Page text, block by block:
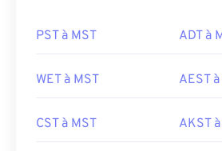
PST à MST ADT à
WET à MST AEST
CST à MST AKST